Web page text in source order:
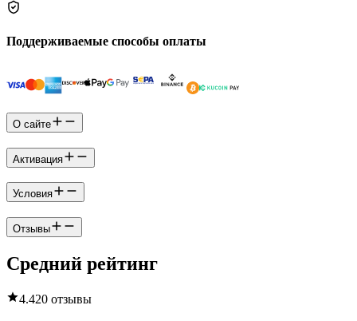
Поддерживаемые способы оплаты
О сайте
Активация
Условия
Отзывы
Средний рейтинг
4.420 отзывы